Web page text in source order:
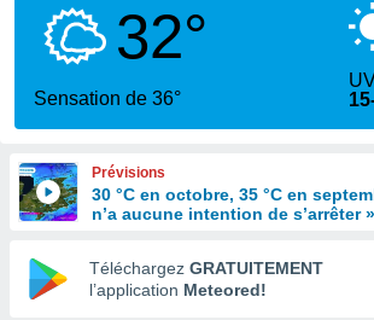
en
32°
Sensation de 36°
Prévisions
30 °C en octobre, 35 °C en
n’a aucune intention de s’arrêter
Téléchargez GRATUITEMENT
l’application Meteored!